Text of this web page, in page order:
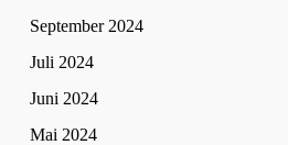
September 2024
Juli 2024
Juni 2024
Mai 2024